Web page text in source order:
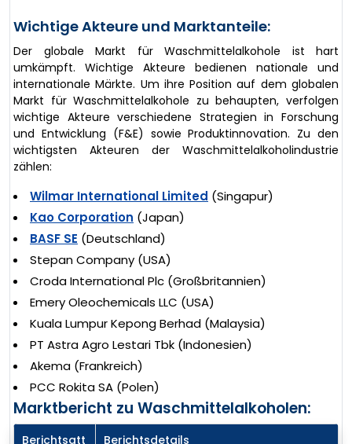
Wichtige Akteure und Marktanteile:
Der globale Markt für Waschmittelalkohole ist hart
umkämpft. Wichtige Akteure bedienen nationale und
internationale Märkte. Um ihre Position auf dem globalen
Markt für Waschmittelalkohole zu behaupten, verfolgen
wichtige Akteure verschiedene Strategien in Forschung
und Entwicklung (F&E) sowie Produktinnovation. Zu den
wichtigsten Akteuren der Waschmittelalkoholindustrie
zählen:
Wilmar International Limited (Singapur)
Kao Corporation (Japan)
BASF SE (Deutschland)
Stepan Company (USA)
Croda International Plc (Großbritannien)
Emery Oleochemicals LLC (USA)
Kuala Lumpur Kepong Berhad (Malaysia)
PT Astra Agro Lestari Tbk (Indonesien)
Akema (Frankreich)
PCC Rokita SA (Polen)
Marktbericht zu Waschmittelalkoholen:
Berichtsatt
Berichtsdetails